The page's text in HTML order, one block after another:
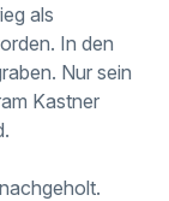
als
In den
Nur sein
Kastner